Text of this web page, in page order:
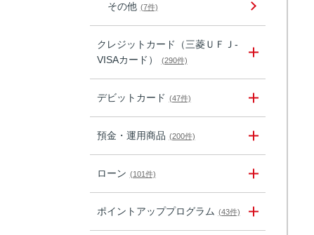
その他 (7件)
クレジットカード（三菱ＵＦＪ-
VISAカード）
(290件)
デビットカード (47件)
預金・運用商品 (200件)
ローン (101件)
ポイントアッププログラム (43件)